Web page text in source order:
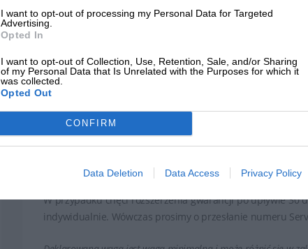
I want to opt-out of processing my Personal Data for Targeted
Advertising.
Opted In
I want to opt-out of Collection, Use, Retention, Sale, and/or Sharing
of my Personal Data that Is Unrelated with the Purposes for which it
was collected.
Opted Out
CONFIRM
Data Deletion Data Access Privacy Policy
Naprawa na miejscu u klienta następnego1 dnia
Pomoc w razie incydentów dotyczących
aplikacji użytkowników końcowych, systemów
Dostęp do bezpiecznych, internetowych
serwisować własny sprzęt.
Uwaga: Gwarancję w podanej cenie można rozszerzyć
momentu zakup. W celu potwierdzenia możliwości
W przypadku chęci rozszerzenia gwarancji po upływie
indywidualnie. Wówczas prosimy o przesłanie numeru